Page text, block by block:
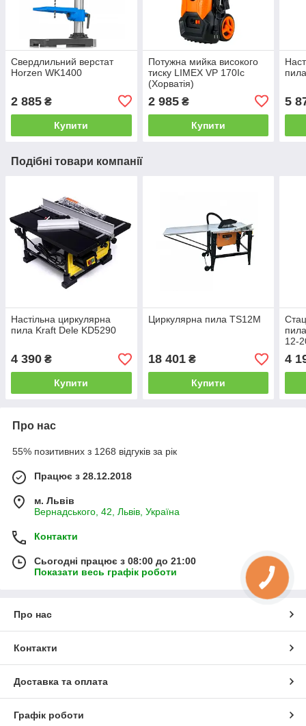
Свердлильний верстат
Horzen WK1400
2 885 ₴
Купити
Потужна мийка високого
тиску LIMEX VP 170Ic
(Хорватія)
2 985₴
Купити
5
Подібні товари компанії
Настільна циркулярна
пила Kraft Dele KD5290
4 390 ₴
Купити
Циркулярна пила TS12M
18 401₴
Купити
12-
4
Про нас
55% позитивних з 1268 відгуків за рік
Працює з 28.12.2018
м. Львів
Вернадського, 42, Львів, Україна
Контакти
Сьогодні працює з 08:00 до 21:00
Показати весь графік роботи
Про нас
Контакти
Доставка та оплата
Графік роботи